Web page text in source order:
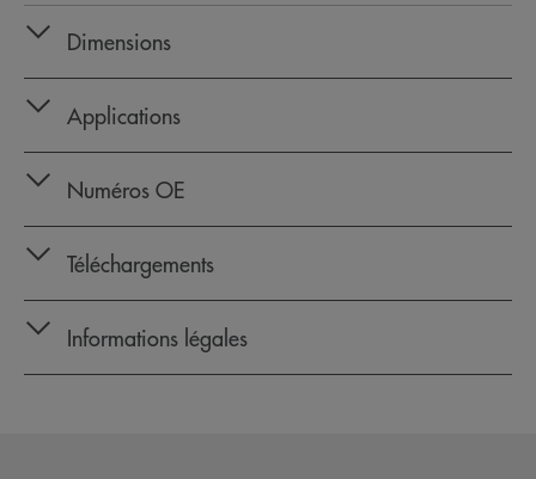
Dimensions
Applications
Numéros OE
Téléchargements
Informations légales